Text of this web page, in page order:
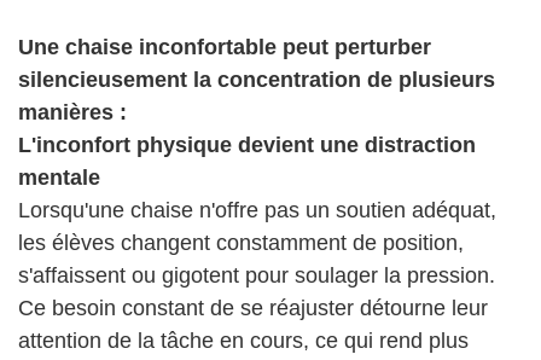
Une chaise inconfortable peut perturber
silencieusement la concentration de plusieurs
manières :
L'inconfort physique devient une distraction
mentale
Lorsqu'une chaise n'offre pas un soutien adéquat,
les élèves changent constamment de position,
s'affaissent ou gigotent pour soulager la pression.
Ce besoin constant de se réajuster détourne leur
attention de la tâche en cours, ce qui rend plus